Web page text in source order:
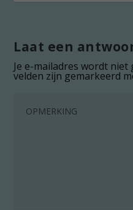
Laat een
Je e-mailadres wordt niet
velden zijn gemarkeerd